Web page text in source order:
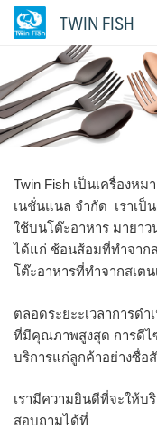
Skip
TWIN FISH
Twin Fish เป็นเครื่องห
เนชั่นแนล จำกัด เราเป็
ใช้บนโต๊ะอาหาร มายา
ได้แก่ ช้อนส้อมที่ทำจาก
โต๊ะอาหารที่ทำจากสเต
ตลอดระยะะเวลาการด
ที่มีคุณภาพสูงสุด การดี
บริการแก่ลูกค้าอย่างซื่อ
เรามีความยินดีที่จะให้บ
สอบถามได้ที่